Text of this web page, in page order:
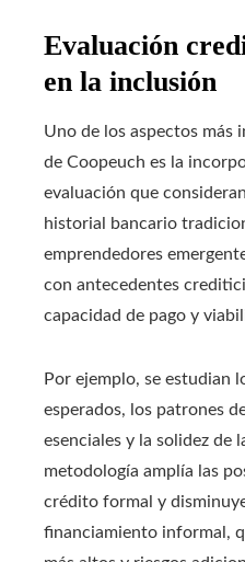
Evaluación
en la inclusión
Uno de los aspectos más
de Coopeuch es la
evaluación que
historial bancario
emprendedores
con antecedentes
capacidad de pago y
Por ejemplo, se estudian
esperados, los patrones
esenciales y la solidez de
metodología amplía las
crédito formal y
financiamiento informal,